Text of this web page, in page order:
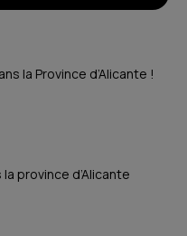
la Province d’Alicante !
province d’Alicante